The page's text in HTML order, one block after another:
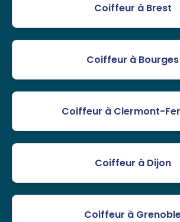
Coiffeur à Brest
Coiffeur à Bourges
Coiffeur à Clermont-
Coiffeur à Dijon
Coiffeur à